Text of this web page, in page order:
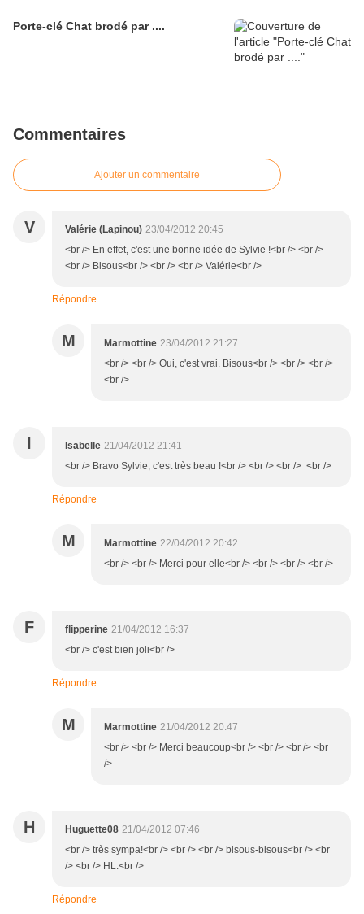
Porte-clé Chat brodé par ....
Commentaires
Ajouter un commentaire
V Valérie (Lapinou) 23/04/2012 20:45
<br /> En effet, c'est une bonne idée de Sylvie !<br /> <br />
<br /> Bisous<br /> <br /> <br /> Valérie<br />
Répondre
M Marmottine 23/04/2012 21:27
<br /> <br /> Oui, c'est vrai. Bisous<br /> <br /> <br />
<br />
I Isabelle 21/04/2012 21:41
<br /> Bravo Sylvie, c'est très beau !<br /> <br /> <br /> <br />
Répondre
M Marmottine 22/04/2012 20:42
<br /> <br /> Merci pour elle<br /> <br /> <br /> <br />
F flipperine 21/04/2012 16:37
<br /> c'est bien joli<br />
Répondre
M Marmottine 21/04/2012 20:47
<br /> <br /> Merci beaucoup<br /> <br /> <br /> <br
/>
H Huguette08 21/04/2012 07:46
<br /> très sympa!<br /> <br /> <br /> bisous-bisous<br /> <br
/> <br /> HL.<br />
Répondre